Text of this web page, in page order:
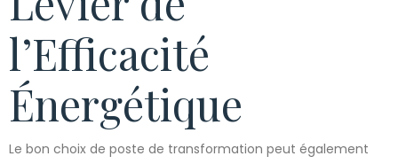
l’Efficacité
Énergétique
Le bon choix de poste de transformation peut également